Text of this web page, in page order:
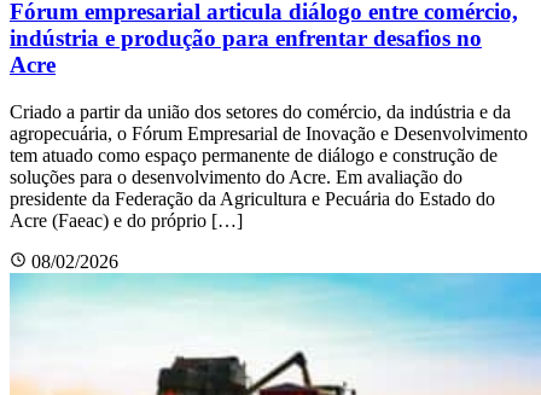
Fórum empresarial articula diálogo entre comércio,
indústria e produção para enfrentar desafios no
Acre
Criado a partir da união dos setores do comércio, da indústria e da
agropecuária, o Fórum Empresarial de Inovação e Desenvolvimento
tem atuado como espaço permanente de diálogo e construção de
soluções para o desenvolvimento do Acre. Em avaliação do
presidente da Federação da Agricultura e Pecuária do Estado do
Acre (Faeac) e do próprio […]
08/02/2026